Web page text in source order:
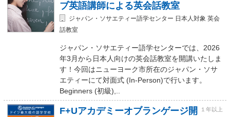
ブ英語講師による英会話教室
ジャパン・ソサエティー語学センター 日本人対象 英会
話教室
ジャパン・ソサエティー語学センターでは、2026
年3月から日本人向けの英会話教室を開講いたしま
す！今回はニューヨーク市所在のジャパン・ソサ
エティーにて対面式 (In-Person)で行います。
Beginners (初級),..
F+Uアカデミーオブランゲージ開
１年以上